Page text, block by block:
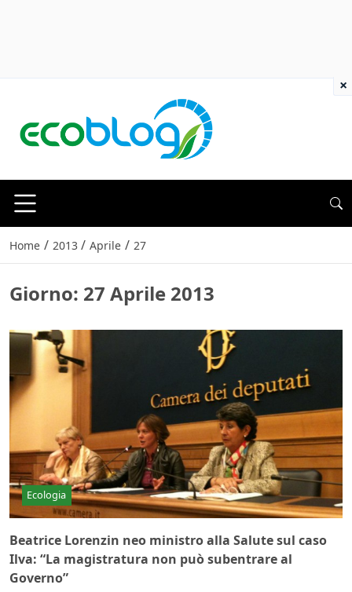
Home / 2013 / Aprile / 27
Giorno: 27 Aprile 2013
Ecologia
Beatrice Lorenzin neo ministro alla Salute sul caso
Ilva: “La magistratura non può subentrare al
Governo”
×